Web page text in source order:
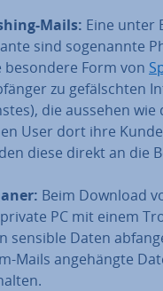
Mails: Eine unter
sind so­ge­nann­te
besondere Form von
zu ge­fälsch­ten
die aussehen
User dort ihre
diese direkt an die
Beim Download
PC mit einem
sensible Daten
Mails an­ge­häng­te